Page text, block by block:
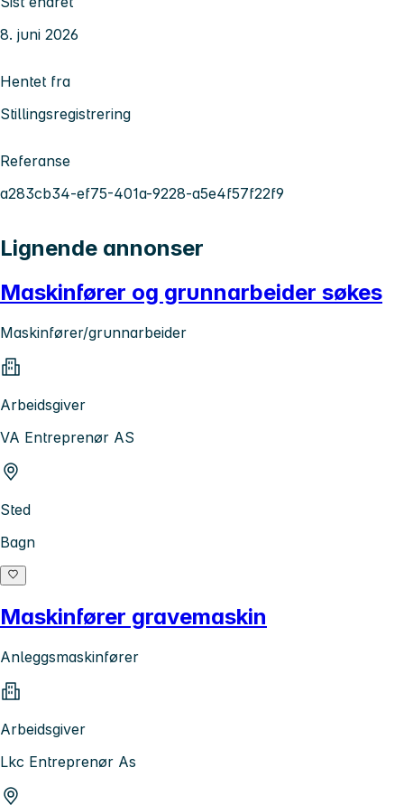
8. juni 2026
Hentet fra
Stillingsregistrering
Referanse
a283cb34-ef75-401a-9228-a5e4f57f22f9
Lignende annonser
Maskinfører og grunnarbeider søkes
Maskinfører/grunnarbeider
Arbeidsgiver
VA Entreprenør AS
Sted
Bagn
Maskinfører gravemaskin
Anleggsmaskinfører
Arbeidsgiver
Lkc Entreprenør As